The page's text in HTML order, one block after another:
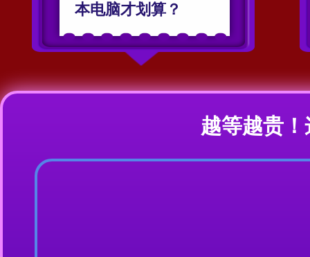
本电脑才划算？
越等越贵